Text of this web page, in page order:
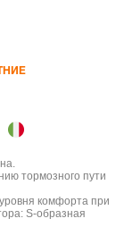
тормозного пути
комфорта при
S-образная